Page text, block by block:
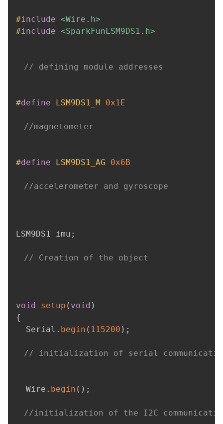
#include <Wire.h>
#include <SparkFunLSM9DS1.h>
// defining module addresses
#define LSM9DS1_M 0x1E
//magnetometer
#define LSM9DS1_AG 0x6B
//accelerometer and gyroscope
LSM9DS1 imu ;
// Creation of the object
void setup ( void )
{
  Serial
. begin ( 115200 ) ;
// initialization of serial
  Wire
. begin ( ) ;
//initialization of the I2C